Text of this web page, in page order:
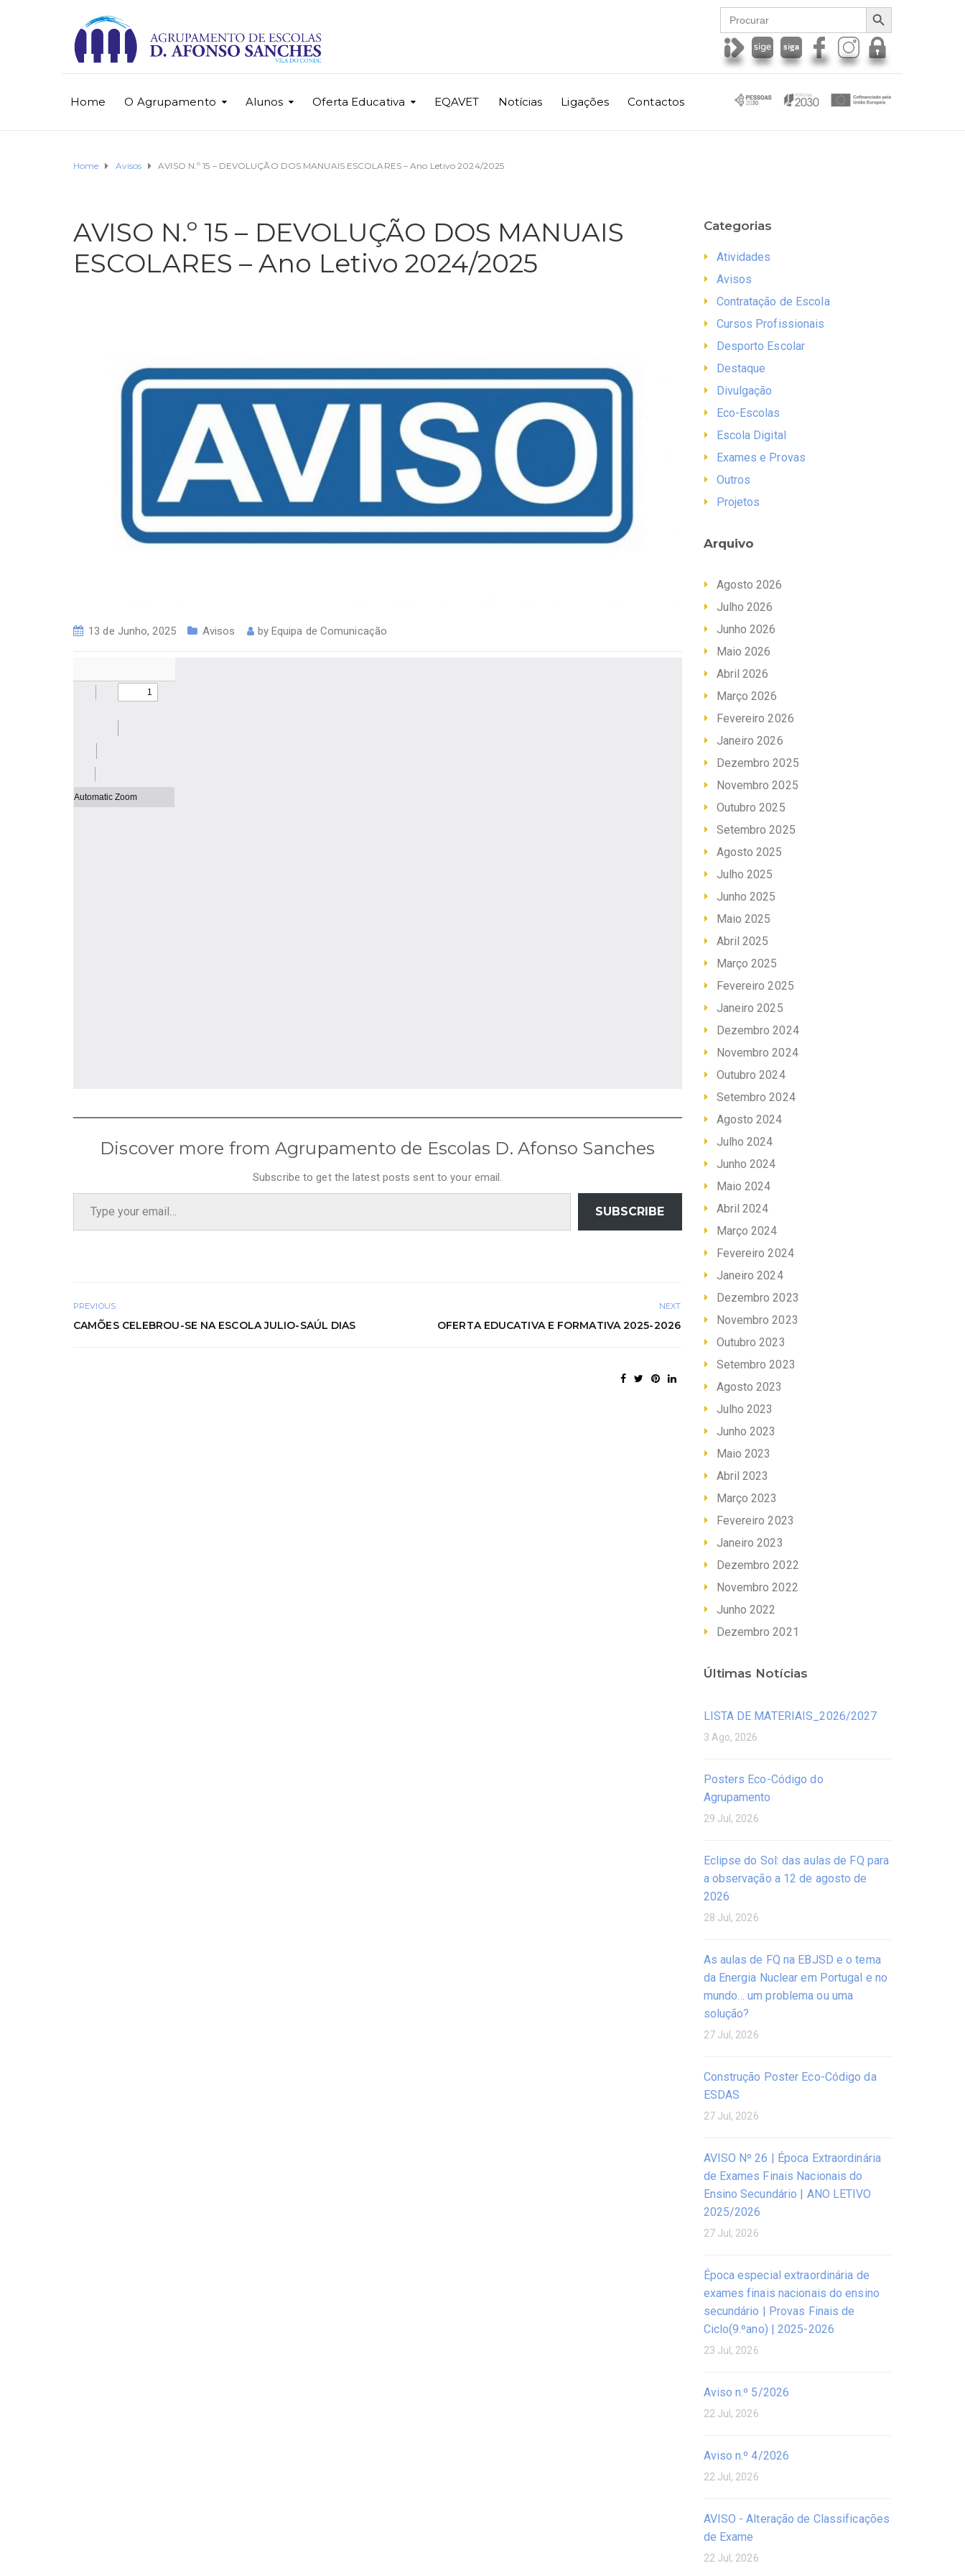
Search
for:
SEARCH BUTTON
Home O Agrupamento Alunos Oferta Educativa EQAVET Notícias Ligações Contactos
Home Avisos AVISO N.º 15 – DEVOLUÇÃO DOS MANUAIS ESCOLARES – Ano Letivo 2024/2025
AVISO N.º 15 – DEVOLUÇÃO DOS MANUAIS
ESCOLARES – Ano Letivo 2024/2025
13 de Junho, 2025 Avisos by Equipa de Comunicação
Discover more from Agrupamento de Escolas D. Afonso Sanches
Subscribe to get the latest posts sent to your email.
Type your email…
SUBSCRIBE
PREVIOUS
CAMÕES CELEBROU-SE NA ESCOLA JULIO-SAÚL DIAS
NEXT
OFERTA EDUCATIVA E FORMATIVA 2025-2026
Categorias
Atividades
Avisos
Contratação de Escola
Cursos Profissionais
Desporto Escolar
Destaque
Divulgação
Eco-Escolas
Escola Digital
Exames e Provas
Outros
Projetos
Arquivo
Agosto 2026
Julho 2026
Junho 2026
Maio 2026
Abril 2026
Março 2026
Fevereiro 2026
Janeiro 2026
Dezembro 2025
Novembro 2025
Outubro 2025
Setembro 2025
Agosto 2025
Julho 2025
Junho 2025
Maio 2025
Abril 2025
Março 2025
Fevereiro 2025
Janeiro 2025
Dezembro 2024
Novembro 2024
Outubro 2024
Setembro 2024
Agosto 2024
Julho 2024
Junho 2024
Maio 2024
Abril 2024
Março 2024
Fevereiro 2024
Janeiro 2024
Dezembro 2023
Novembro 2023
Outubro 2023
Setembro 2023
Agosto 2023
Julho 2023
Junho 2023
Maio 2023
Abril 2023
Março 2023
Fevereiro 2023
Janeiro 2023
Dezembro 2022
Novembro 2022
Junho 2022
Dezembro 2021
Últimas Notícias
LISTA DE MATERIAIS_2026/2027
3 Ago, 2026
Posters Eco-Código do
Agrupamento
29 Jul, 2026
Eclipse do Sol: das aulas de FQ para
a observação a 12 de agosto de
2026
28 Jul, 2026
As aulas de FQ na EBJSD e o tema
da Energia Nuclear em Portugal e no
mundo… um problema ou uma
solução?
27 Jul, 2026
Construção Poster Eco-Código da
ESDAS
27 Jul, 2026
AVISO Nº 26 | Época Extraordinária
de Exames Finais Nacionais do
Ensino Secundário | ANO LETIVO
2025/2026
27 Jul, 2026
Época especial extraordinária de
exames finais nacionais do ensino
secundário | Provas Finais de
Ciclo(9.ºano) | 2025-2026
23 Jul, 2026
Aviso n.º 5/2026
22 Jul, 2026
Aviso n.º 4/2026
22 Jul, 2026
AVISO - Alteração de Classificações
de Exame
22 Jul, 2026